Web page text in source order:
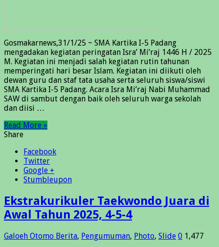
Gosmakarnews,31/1/25 ~ SMA Kartika I-5 Padang
mengadakan kegiatan peringatan Isra’ Mi’raj 1446 H / 2025
M. Kegiatan ini menjadi salah kegiatan rutin tahunan
memperingati hari besar Islam. Kegiatan ini diikuti oleh
dewan guru dan staf tata usaha serta seluruh siswa/siswi
SMA Kartika I-5 Padang. Acara Isra Mi’raj Nabi Muhammad
SAW di sambut dengan baik oleh seluruh warga sekolah
dan diisi …
Read More »
Share
Facebook
Twitter
Google +
Stumbleupon
Ekstrakurikuler Taekwondo Juara di
Awal Tahun 2025, 4-5-4
Galoeh Otomo Berita, Pengumuman, Photo, Slide 0 1,477